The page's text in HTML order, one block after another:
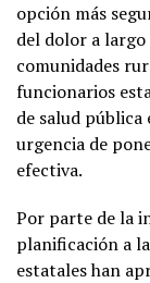
opción más
del dolor a
comunidades
funcionarios
de salud
urgencia de
efectiva.
Por parte de la
planificación a
estatales han